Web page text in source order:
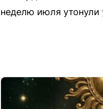
неделю июля